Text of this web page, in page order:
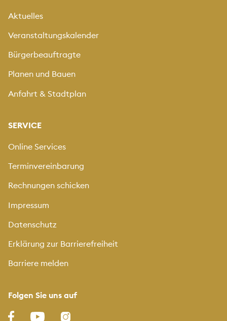
Aktuelles
Veranstaltungskalender
Bürgerbeauftragte
Planen und Bauen
Anfahrt & Stadtplan
SERVICE
Online Services
Terminvereinbarung
Rechnungen schicken
Impressum
Datenschutz
Erklärung zur Barrierefreiheit
Barriere melden
Folgen Sie uns auf